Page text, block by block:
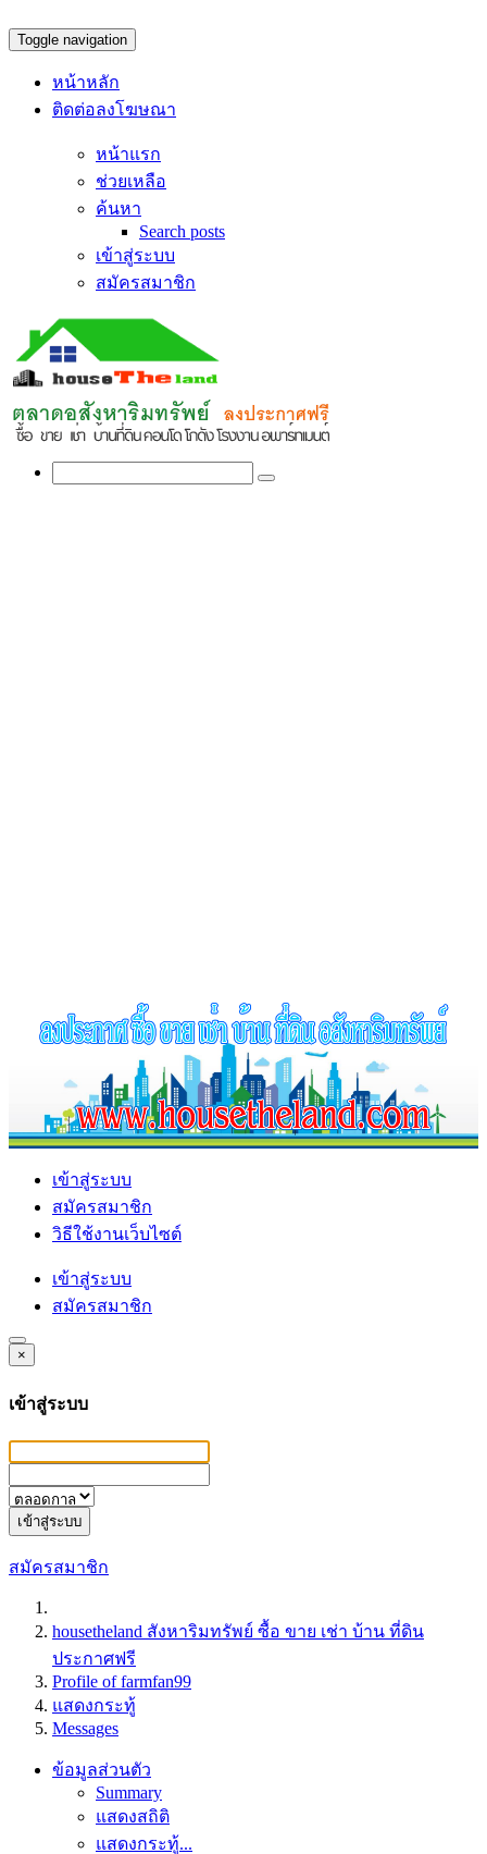
Toggle navigation
หน้าหลัก
ติดต่อลงโฆษณา
หน้าแรก
ช่วยเหลือ
ค้นหา
Search posts
เข้าสู่ระบบ
สมัครสมาชิก
เข้าสู่ระบบ
สมัครสมาชิก
วิธีใช้งานเว็บไซต์
เข้าสู่ระบบ
สมัครสมาชิก
×
เข้าสู่ระบบ
เข้าสู่ระบบ
สมัครสมาชิก
housetheland สังหาริมทรัพย์ ซื้อ ขาย เช่า บ้าน ที่ดิน
ประกาศฟรี
Profile of farmfan99
แสดงกระทู้
Messages
ข้อมูลส่วนตัว
Summary
แสดงสถิติ
แสดงกระทู้...